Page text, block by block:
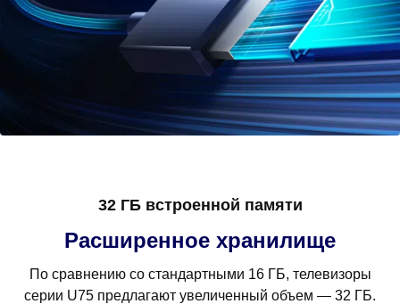
32 ГБ встроенной памяти
Расширенное хранилище
По сравнению со стандартными 16 ГБ, телевизоры
серии U75 предлагают увеличенный объем — 32 ГБ.